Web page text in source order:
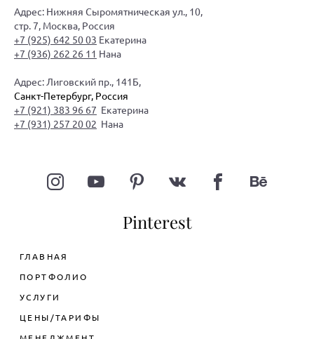
Адрес: Нижняя Сыромятническая ул., 10,
стр. 7, Москва, Россия
+7 (925) 642 50 03 Екатерина
+7 (936) 262 26 11 Нана
Адрес: Лиговский пр., 141Б,
Санкт-Петербург, Россия
+7 (921) 383 96 67 Екатерина
+7 (931) 257 20 02 Нана
Pinterest
ГЛАВНАЯ
ПОРТФОЛИО
УСЛУГИ
ДИЗАЙН ИНТЕРЬЕРА КВАРТИРЫ
ЦЕНЫ/ТАРИФЫ